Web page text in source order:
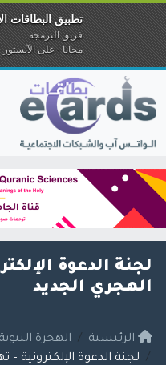
لجنة الدعوة
الهجري الجديد
الرئيسية الهجرة النبوية
لجنة الدعوة الإلكترونية
تطبيق البطاقات
فريق البرمجة
مجانا - على الآبستور